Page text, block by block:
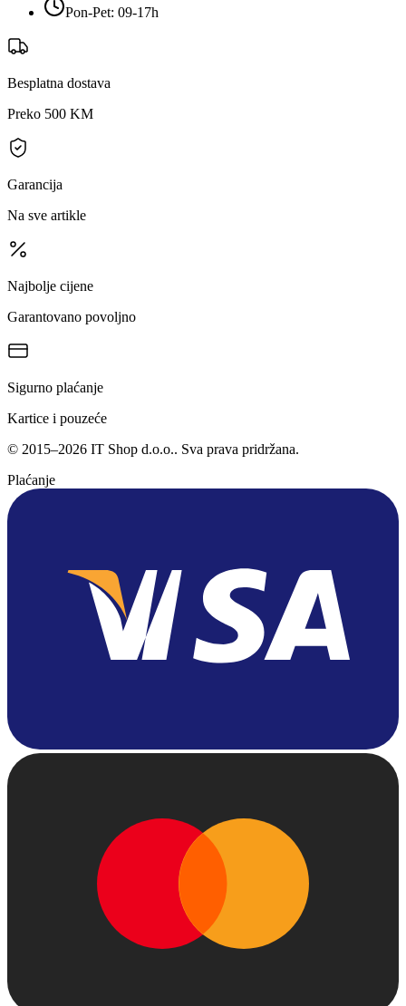
Pon-Pet: 09-17h
Besplatna dostava
Preko 500 KM
Garancija
Na sve artikle
Najbolje cijene
Garantovano povoljno
Sigurno plaćanje
Kartice i pouzeće
© 2015–2026 IT Shop d.o.o.. Sva prava pridržana.
Plaćanje